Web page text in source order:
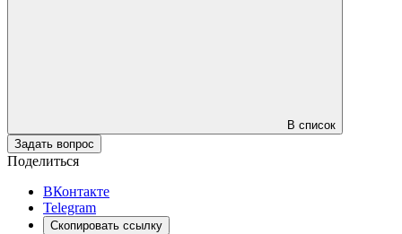
В список
Задать вопрос
Поделиться
ВКонтакте
Telegram
Скопировать ссылку